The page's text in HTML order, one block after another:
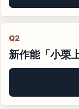
Q2
新作能「小栗